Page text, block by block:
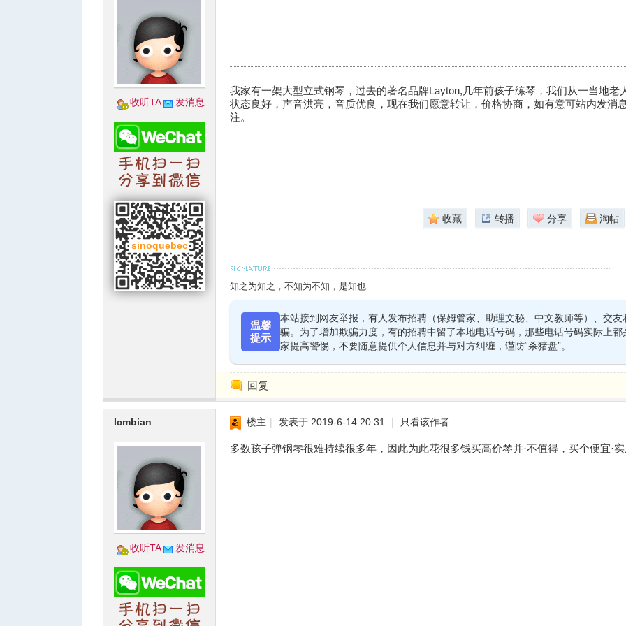
收听TA 发消息
我家有一架大型立式钢琴，过去的著名品牌Layton,几年前孩子练琴，我们从一当地
状态良好，声音洪亮，音质优良，现在我们愿意转让，价格协商，如有意可站内发消
注。
收藏 转播 分享 淘帖
知之为知之 ，不知为不知，是知也
温馨
提示
本站接到网友举报，有人发布招聘（保姆管家、助理文秘、中文教师等）、交
骗。为了增加欺骗力度，有的招聘中留了本地电话号码，那些电话号码实际上
家提高警惕，不要随意提供个人信息并与对方纠缠，谨防“杀猪盘”。
回复
Icmbian
收听TA 发消息
楼主 | 发表于 2019-6-14 20:31 | 只看该作者
多数孩子弹钢琴很难持续很多年，因此为此花很多钱买高价琴并·不值得，买个便宜·